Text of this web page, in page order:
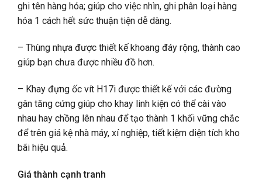
ghi tên hàng hóa; giúp cho việc nhìn, ghi phân loại hàng
hóa 1 cách hết sức thuận tiện dễ dàng.
– Thùng nhựa được thiết kế khoang đáy rộng, thành cao
giúp bạn chưa được nhiều đồ hơn.
– Khay đựng ốc vít H17i được thiết kế với các đường
gân tăng cứng giúp cho khay linh kiện có thể cài vào
nhau hay chồng lên nhau để tạo thành 1 khối vững chắc
để trên giá kệ nhà máy, xí nghiệp, tiết kiệm diện tích kho
bãi hiệu quả.
Giá thành cạnh tranh